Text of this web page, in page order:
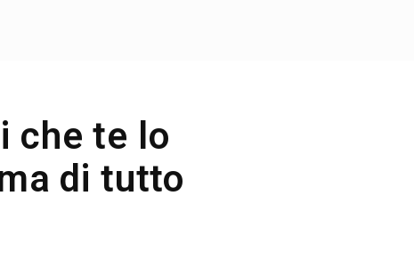
che te lo
di tutto